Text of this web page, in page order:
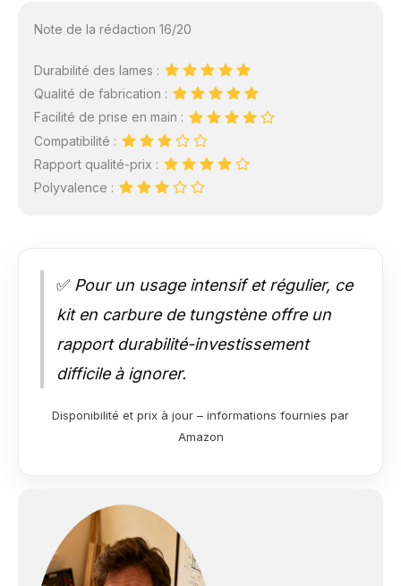
Note de la rédaction 16/20
Durabilité des lames :
Qualité de fabrication :
Facilité de prise en main :
Compatibilité :
Rapport qualité-prix :
Polyvalence :
✅ Pour un usage intensif et régulier, ce
kit en carbure de tungstène offre un
rapport durabilité-investissement
difficile à ignorer.
Disponibilité et prix à jour – informations fournies par
Amazon